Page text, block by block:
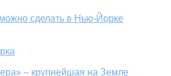
сделать в Нью-Йорке
– крупнейшая на Земле